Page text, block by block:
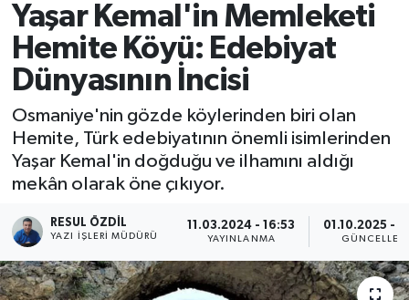
Yaşar Kemal'in Memleketi
Hemite Köyü: Edebiyat
Dünyasının İncisi
Osmaniye'nin gözde köylerinden biri olan
Hemite, Türk edebiyatının önemli isimlerinden
Yaşar Kemal'in doğduğu ve ilhamını aldığı
mekân olarak öne çıkıyor.
RESUL ÖZDIL
YAZI İŞLERI MÜDÜRÜ
11.03.2024 - 16:53
YAYINLANMA
01.10.2025 -
MAGAZİN
EKONOMİ
SPOR
RESMİ İLANLAR
Süper Lig Puan Durumu ve Fikstür
Tüm Manşetler
Son Dakika Haberleri
Haber Arşivi